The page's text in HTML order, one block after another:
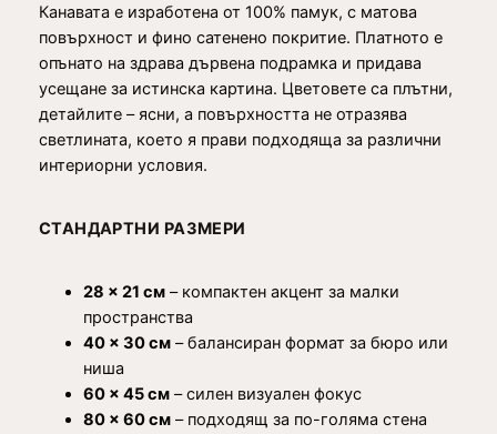
Канавата е изработена от 100% памук, с матова
повърхност и фино сатенено покритие. Платното е
опънато на здрава дървена подрамка и придава
усещане за истинска картина. Цветовете са плътни,
детайлите – ясни, а повърхността не отразява
светлината, което я прави подходяща за различни
интериорни условия.
СТАНДАРТНИ РАЗМЕРИ
28 × 21 см– компактен акцент за малки
пространства
40 × 30 см– балансиран формат за бюро или
ниша
60 × 45 см– силен визуален фокус
80 × 60 см– подходящ за по-голяма стена